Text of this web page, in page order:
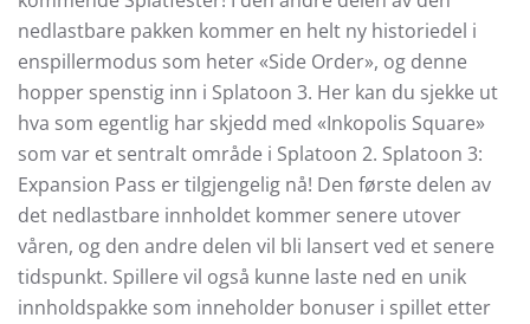
nedlastbare pakken kommer en helt ny historiedel i
enspillermodus som heter «Side Order», og denne
hopper spenstig inn i Splatoon 3. Her kan du sjekke ut
hva som egentlig har skjedd med «Inkopolis Square»
som var et sentralt område i Splatoon 2. Splatoon 3:
Expansion Pass er tilgjengelig nå! Den første delen av
det nedlastbare innholdet kommer senere utover
våren, og den andre delen vil bli lansert ved et senere
tidspunkt. Spillere vil også kunne laste ned en unik
innholdspakke som inneholder bonuser i spillet etter